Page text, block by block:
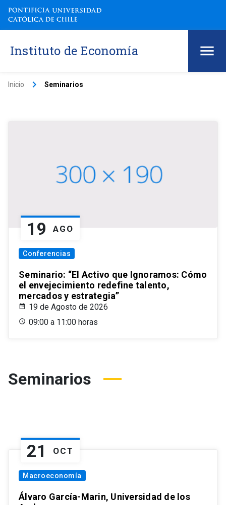
Instituto de Economía
Inicio keyboard_arrow_right Seminarios
19 AGO
Conferencias
Seminario: “El Activo que Ignoramos: Cómo
el envejecimiento redefine talento,
mercados y estrategia”
19 de Agosto de 2026
09:00 a 11:00 horas
Seminarios
21 OCT
Macroeconomía
Álvaro García-Marin, Universidad de los